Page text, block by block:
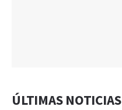
ÚLTIMAS NOTICIAS